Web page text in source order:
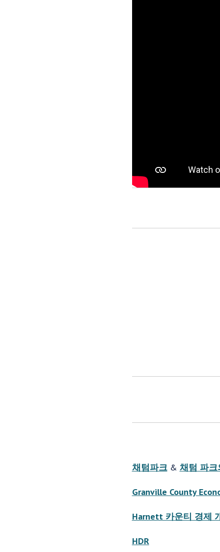
채텀파크& 채텀 파
Granville County
Harnett 카운티 경제
HDR